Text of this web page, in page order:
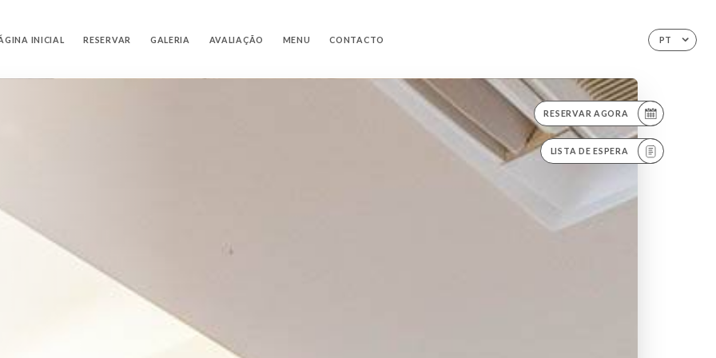
PT
INICIAL RESERVAR GALERIA AVALIAÇÃO MENU CONTACTO
RESERVAR AGORA
LISTA DE ESPERA